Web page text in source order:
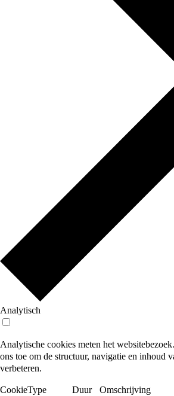
Analytisch
Analytische cookies meten het
ons toe om de structuur, navigatie en inhoud
verbeteren.
CookieType Duur
Omschrijving